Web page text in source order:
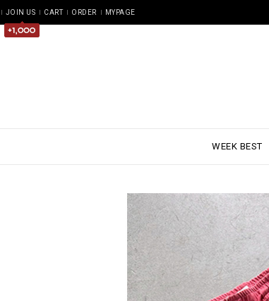
JOIN US CART ORDER MYPAGE
WEEK BEST